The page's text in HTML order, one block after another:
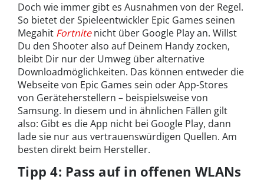
Doch wie immer gibt es Ausnahmen von der Regel.
So bietet der Spieleentwickler Epic Games seinen
Megahit Fortnitenicht über Google Play an. Willst
Du den Shooter also auf Deinem Handy zocken,
bleibt Dir nur der Umweg über alternative
Downloadmöglichkeiten. Das können entweder die
Webseite von Epic Games sein oder App-Stores
von Geräteherstellern – beispielsweise von
Samsung. In diesem und in ähnlichen Fällen gilt
also: Gibt es die App nicht bei Google Play, dann
lade sie nur aus vertrauenswürdigen Quellen. Am
besten direkt beim Hersteller.
Tipp 4: Pass auf in offenen WLANs